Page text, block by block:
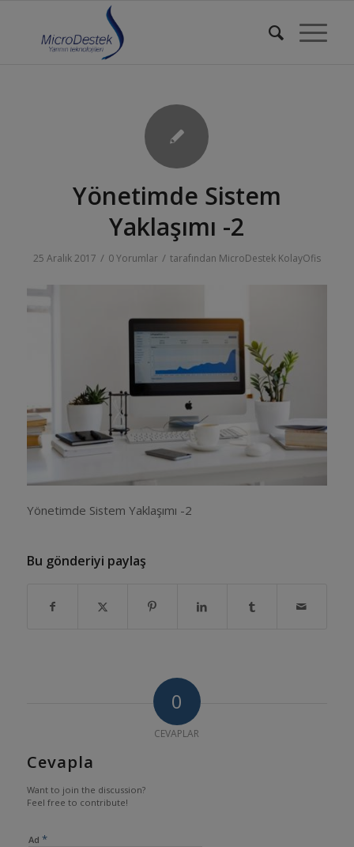
Yönetimde Sistem
Yaklaşımı -2
25 Aralık 2017 / 0 Yorumlar / tarafından MicroDestek KolayOfis
Yönetimde Sistem Yaklaşımı -2
Bu gönderiyi paylaş
0
CEVAPLAR
Cevapla
Want to join the discussion?
Feel free to contribute!
Ad *